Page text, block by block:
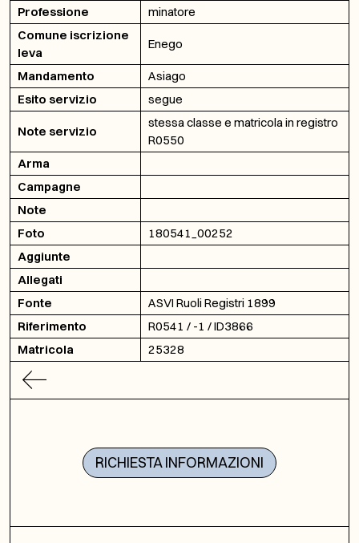
Professione
minatore
Comune iscrizione
leva
Enego
Mandamento
Asiago
Esito servizio
segue
Note servizio
stessa classe e matricola in registro
R0550
Arma
Campagne
Note
Foto
180541_00252
Aggiunte
Allegati
Fonte
ASVI Ruoli Registri 1899
Riferimento
R0541 / -1 / ID3866
Matricola
25328
RICHIESTA INFORMAZIONI